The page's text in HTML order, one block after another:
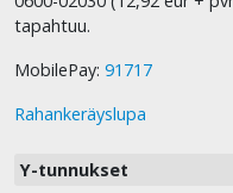
tapahtuu.
MobilePay: 91717
Rahankeräyslupa
Y-tunnukset